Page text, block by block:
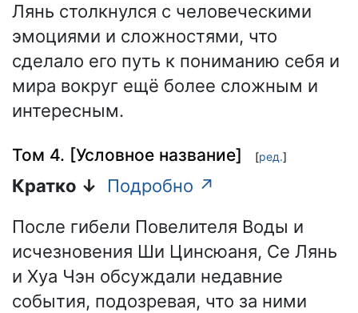
Лянь столкнулся с человеческими
эмоциями и сложностями, что
сделало его путь к пониманию себя и
мира вокруг ещё более сложным и
интересным.
Том 4. [Условное название] [ред.]
Кратко ↓
Подробно ↗
После гибели Повелителя Воды и
исчезновения Ши Цинсюаня, Се Лянь
и Хуа Чэн обсуждали недавние
события, подозревая, что за ними